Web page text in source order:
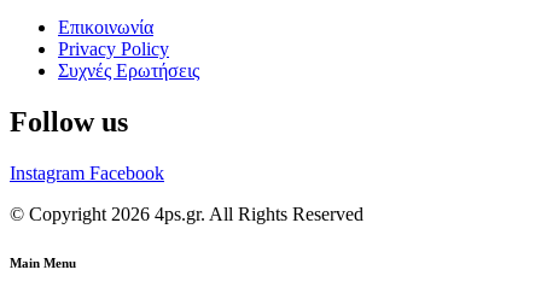
Επικοινωνία
Privacy Policy
Συχνές Ερωτήσεις
Follow us
Instagram Facebook
© Copyright 2026 4ps.gr. All Rights Reserved
Main Menu